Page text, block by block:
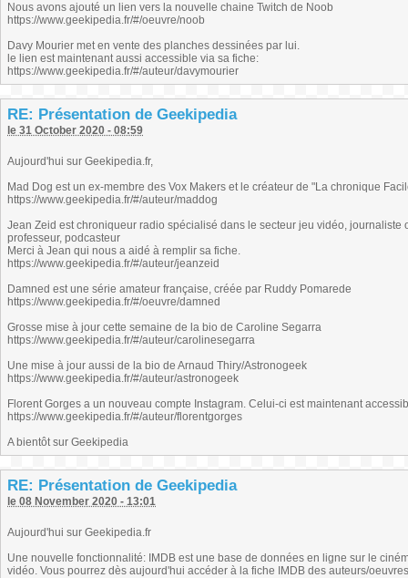
Nous avons ajouté un lien vers la nouvelle chaine Twitch de Noob
https://www.geekipedia.fr/#/oeuvre/noob
Davy Mourier met en vente des planches dessinées par lui.
le lien est maintenant aussi accessible via sa fiche:
https://www.geekipedia.fr/#/auteur/davymourier
RE: Présentation de Geekipedia
le 31 October 2020 - 08:59
Aujourd'hui sur Geekipedia.fr,
Mad Dog est un ex-membre des Vox Makers et le créateur de "La chronique
https://www.geekipedia.fr/#/auteur/maddog
Jean Zeid est chroniqueur radio spécialisé dans le secteur jeu vidéo,
professeur, podcasteur
Merci à Jean qui nous a aidé à remplir sa fiche.
https://www.geekipedia.fr/#/auteur/jeanzeid
Damned est une série amateur française, créée par Ruddy Pomarede
https://www.geekipedia.fr/#/oeuvre/damned
Grosse mise à jour cette semaine de la bio de Caroline Segarra
https://www.geekipedia.fr/#/auteur/carolinesegarra
Une mise à jour aussi de la bio de Arnaud Thiry/Astronogeek
https://www.geekipedia.fr/#/auteur/astronogeek
Florent Gorges a un nouveau compte Instagram. Celui-ci est maintenant
https://www.geekipedia.fr/#/auteur/florentgorges
A bientôt sur Geekipedia
RE: Présentation de Geekipedia
le 08 November 2020 - 13:01
Aujourd'hui sur Geekipedia.fr
Une nouvelle fonctionnalité: IMDB est une base de données en ligne sur le
vidéo. Vous pourrez dès aujourd'hui accéder à la fiche IMDB des auteurs/